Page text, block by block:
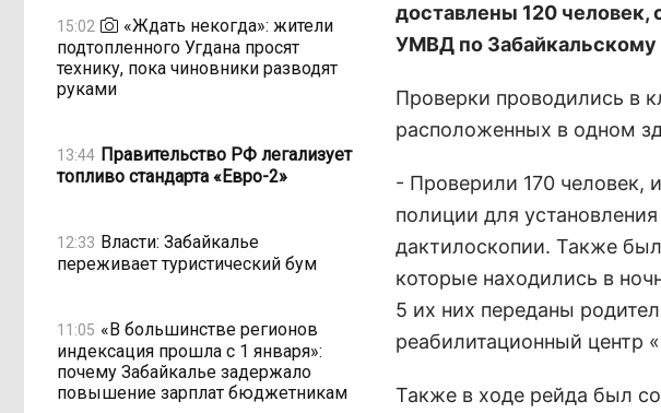
15:02
«Ждать некогда»: жители
подтопленного Угдана просят
технику, пока чиновники разводят
руками
13:44 Правительство РФ легализует
топливо стандарта «Евро-2»
12:33 Власти: Забайкалье
переживает туристический бум
11:05 «В большинстве регионов
индексация прошла с 1 января»:
почему Забайкалье задержало
повышение зарплат бюджетникам
доставлены 120
УМВД по Забайкальскому
Проверки проводились в
расположенных в одном
- Проверили 170 человек,
полиции для
дактилоскопии. Также
которые находились в
5 их них переданы
реабилитационный центр
Также в ходе рейда был